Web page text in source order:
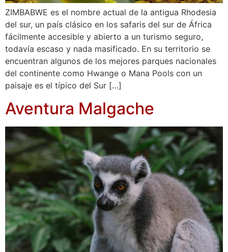
ZIMBABWE es el nombre actual de la antigua Rhodesia
del sur, un país clásico en los safaris del sur de África
fácilmente accesible y abierto a un turismo seguro,
todavía escaso y nada masificado. En su territorio se
encuentran algunos de los mejores parques nacionales
del continente como Hwange o Mana Pools con un
paisaje es el típico del Sur […]
Aventura Malgache